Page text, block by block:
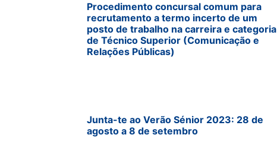
Procedimento concursal comum para
recrutamento a termo incerto de um
posto de trabalho na carreira e categoria
de Técnico Superior (Comunicação e
Relações Públicas)
Junta-te ao Verão Sénior 2023: 28 de
agosto a 8 de setembro